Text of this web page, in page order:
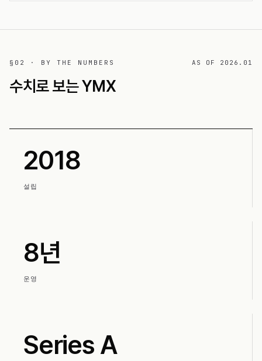
§02 · BY THE NUMBERS
수치로 보는 YMX
AS OF 2026.01
2018
설립
8년
운영
Series A